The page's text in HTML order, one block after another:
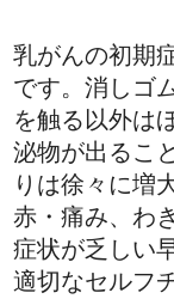
乳がんの初期
です。消しゴ
を触る以外は
泌物が出るこ
りは徐々に増
赤・痛み、わ
症状が乏しい
適切なセルフ